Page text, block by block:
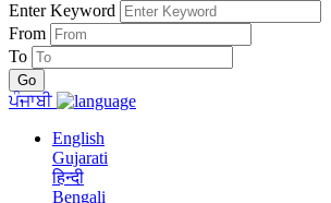
Enter Keyword
From
To
ਪੰਜਾਬੀ
English
Gujarati
हिन्दी
Bengali